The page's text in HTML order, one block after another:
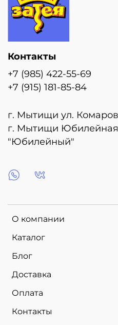
О компании
Каталог
Блог
Доставка
Оплата
Контакты
Контакты
+7 (985) 422-55-69
+7 (915) 181-85-84
г. Мытищи ул.
г. Мытищи Юбилейная
"Юбилейный"